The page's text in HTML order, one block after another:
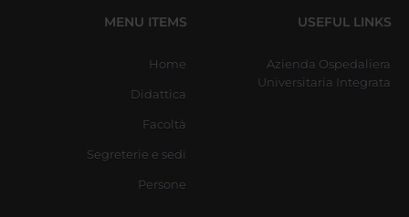
MENU ITEMS
Home
Didattica
Facoltà
Segreterie e sedi
Persone
USEFUL LINKS
Azienda Ospedaliera
Universitaria Integrata